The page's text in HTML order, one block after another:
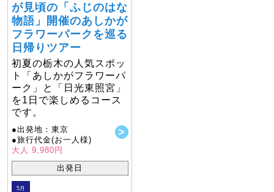
が見頃の「ふじのはな
物語」開催のあしかが
フラワーパークを巡る
日帰りツアー
初夏の栃木の人気スポッ
ト「あしかがフラワーパ
ーク」と「日光東照宮」
を1日で楽しめるコース
です。
●出発地：東京
●旅行代金(お一人様)
大人 9,980円
出発日
5月